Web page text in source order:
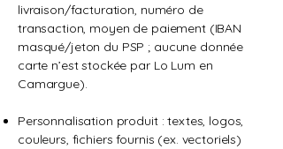
livraison/facturation, numéro de
transaction, moyen de paiement (IBAN
masqué/jeton du PSP ; aucune donnée
carte n’est stockée par Lo Lum en
Camargue).
Personnalisation produit : textes, logos,
couleurs, fichiers fournis (ex. vectoriels)